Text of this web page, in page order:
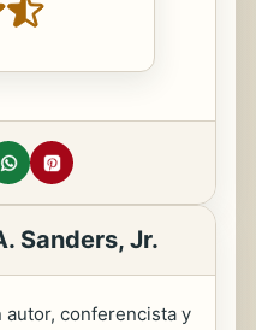
Sanders, Jr.
autor, conferencista y